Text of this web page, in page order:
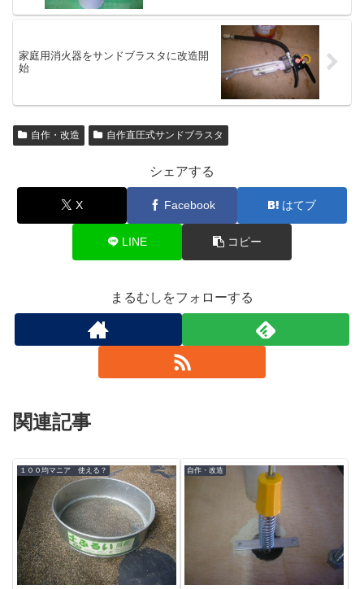
家庭用消火器をサンドブラスタに改造開
始
自作・改造 自作直圧式サンドブラスタ
シェアする
X Facebook はてブ
LINE コピー
まるむしをフォローする
関連記事
１００均マニア 使える？ 自作・改造